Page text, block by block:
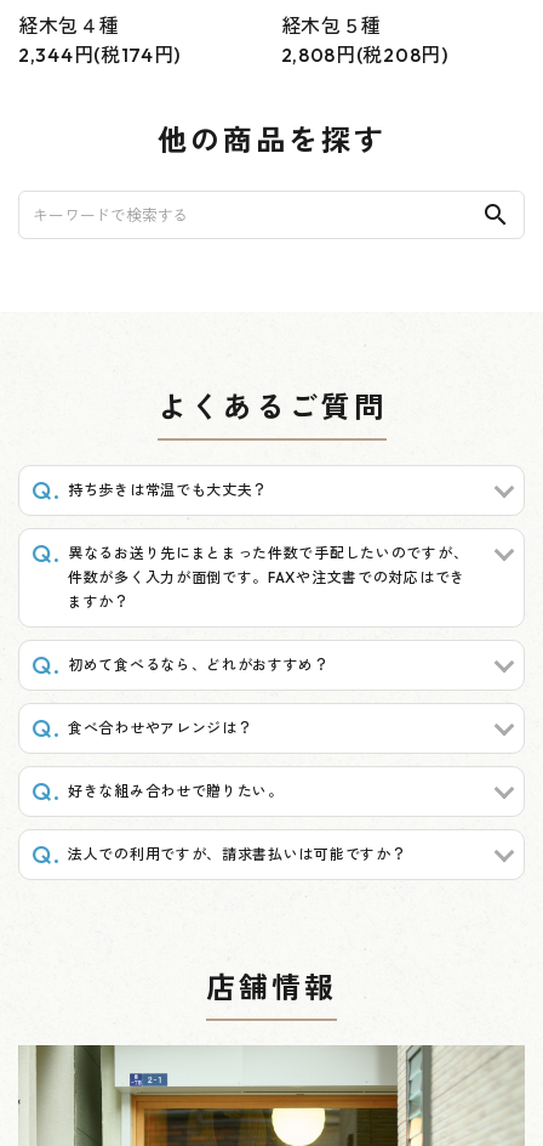
経木包４種
2,344円(税174円)
経木包５種
2,808円(税208円)
他の商品を探す
search
よくあるご質問
持ち歩きは常温でも大丈夫？
異なるお送り先にまとまった件数で手配したいのですが、
件数が多く入力が面倒です。FAXや注文書での対応はでき
ますか？
初めて食べるなら、どれがおすすめ？
食べ合わせやアレンジは？
好きな組み合わせで贈りたい。
法人での利用ですが、請求書払いは可能ですか？
店舗情報